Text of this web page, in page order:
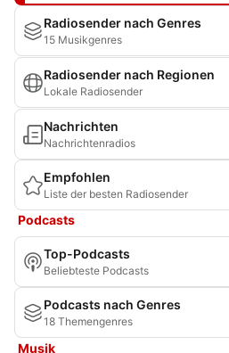
Radiosender nach Genres
15 Musikgenres
Radiosender nach Regionen
Lokale Radiosender
Nachrichten
Nachrichtenradios
Empfohlen
Liste der besten Radiosender
Podcasts
Top-Podcasts
Beliebteste Podcasts
Podcasts nach Genres
18 Themengenres
Musik